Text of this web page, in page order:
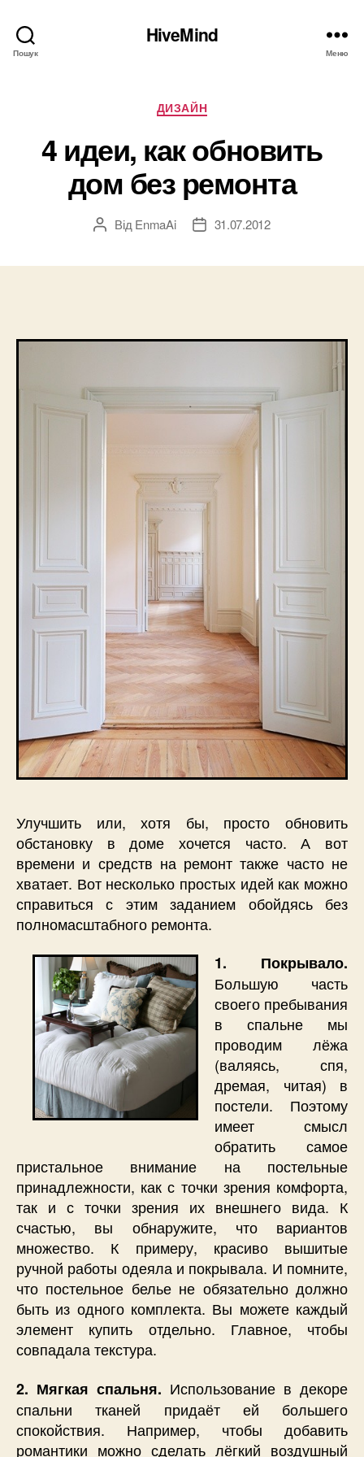
Пошук
HiveMind
Меню
Категорії
ДИЗАЙН
4 идеи, как обновить
дом без ремонта
Автор
Від EnmaAi
Дата31.07.2012
Улучшить или, хотя бы, просто обновить
обстановку в доме хочется часто. А вот
времени и средств на ремонт также часто не
хватает. Вот несколько простых идей как можно
справиться с этим заданием обойдясь без
полномасштабного ремонта.
1. Покрывало.
Большую часть
своего пребывания
в спальне мы
проводим лёжа
(валяясь, спя,
дремая, читая) в
постели. Поэтому
имеет смысл
обратить самое
пристальное внимание на постельные
принадлежности, как с точки зрения комфорта,
так и с точки зрения их внешнего вида. К
счастью, вы обнаружите, что вариантов
множество. К примеру, красиво вышитые
ручной работы одеяла и покрывала. И помните,
что постельное белье не обязательно должно
быть из одного комплекта. Вы можете каждый
элемент купить отдельно. Главное, чтобы
совпадала текстура.
2. Мягкая спальня. Использование в декоре
спальни тканей придаёт ей большего
спокойствия. Например, чтобы добавить
романтики можно сделать лёгкий воздушный